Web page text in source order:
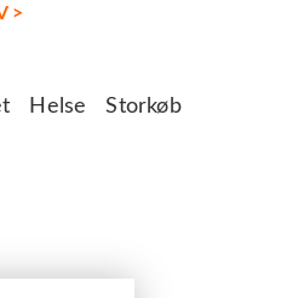
>
Helse Storkøb